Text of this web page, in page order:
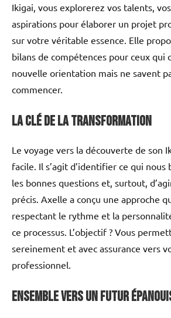
Ikigai, vous explorerez vos talents,
aspirations pour élaborer un projet
sur votre véritable essence. Elle
bilans de compétences pour ceux qui
nouvelle orientation mais ne savent
commencer.
La clé de la transformation
Le voyage vers la découverte de son
facile. Il s’agit d’identifier ce qui nous
les bonnes questions et, surtout,
précis. Axelle a conçu une approche
respectant le rythme et la
ce processus. L’objectif ? Vous
sereinement et avec assurance vers
professionnel.
Ensemble vers un futur